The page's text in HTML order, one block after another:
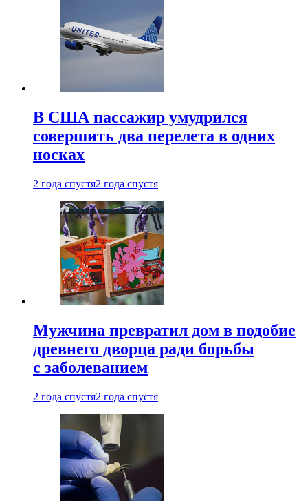
В США пассажир умудрился
совершить два перелета в одних
носках
2 года спустя2 года спустя
Мужчина превратил дом в подобие
древнего дворца ради борьбы
с заболеванием
2 года спустя2 года спустя